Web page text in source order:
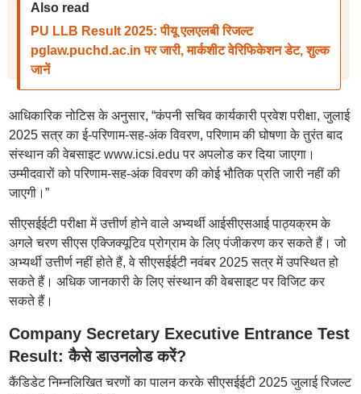
Also read
PU LLB Result 2025: पीयू एलएलबी रिजल्ट
pglaw.puchd.ac.in पर जारी, मार्कशीट वेरिफिकेशन डेट, शुल्क
जानें
आधिकारिक नोटिस के अनुसार, “कंपनी सचिव कार्यकारी प्रवेश परीक्षा, जुलाई
2025 सत्र का ई-परिणाम-सह-अंक विवरण, परिणाम की घोषणा के तुरंत बाद
संस्थान की वेबसाइट www.icsi.edu पर अपलोड कर दिया जाएगा।
उम्मीदवारों को परिणाम-सह-अंक विवरण की कोई भौतिक प्रति जारी नहीं की
जाएगी।”
सीएसईईटी परीक्षा में उत्तीर्ण होने वाले अभ्यर्थी आईसीएसआई पाठ्यक्रम के
अगले चरण सीएस एक्जिक्यूटिव प्रोग्राम के लिए पंजीकरण कर सकते हैं। जो
अभ्यर्थी उत्तीर्ण नहीं होते हैं, वे सीएसईईटी नवंबर 2025 सत्र में उपस्थित हो
सकते हैं। अधिक जानकारी के लिए संस्थान की वेबसाइट पर विजिट कर
सकते हैं।
Company Secretary Executive Entrance Test
Result: कैसे डाउनलोड करें?
कैंडिडेट निम्नलिखित चरणों का पालन करके सीएसईईटी 2025 जुलाई रिजल्ट